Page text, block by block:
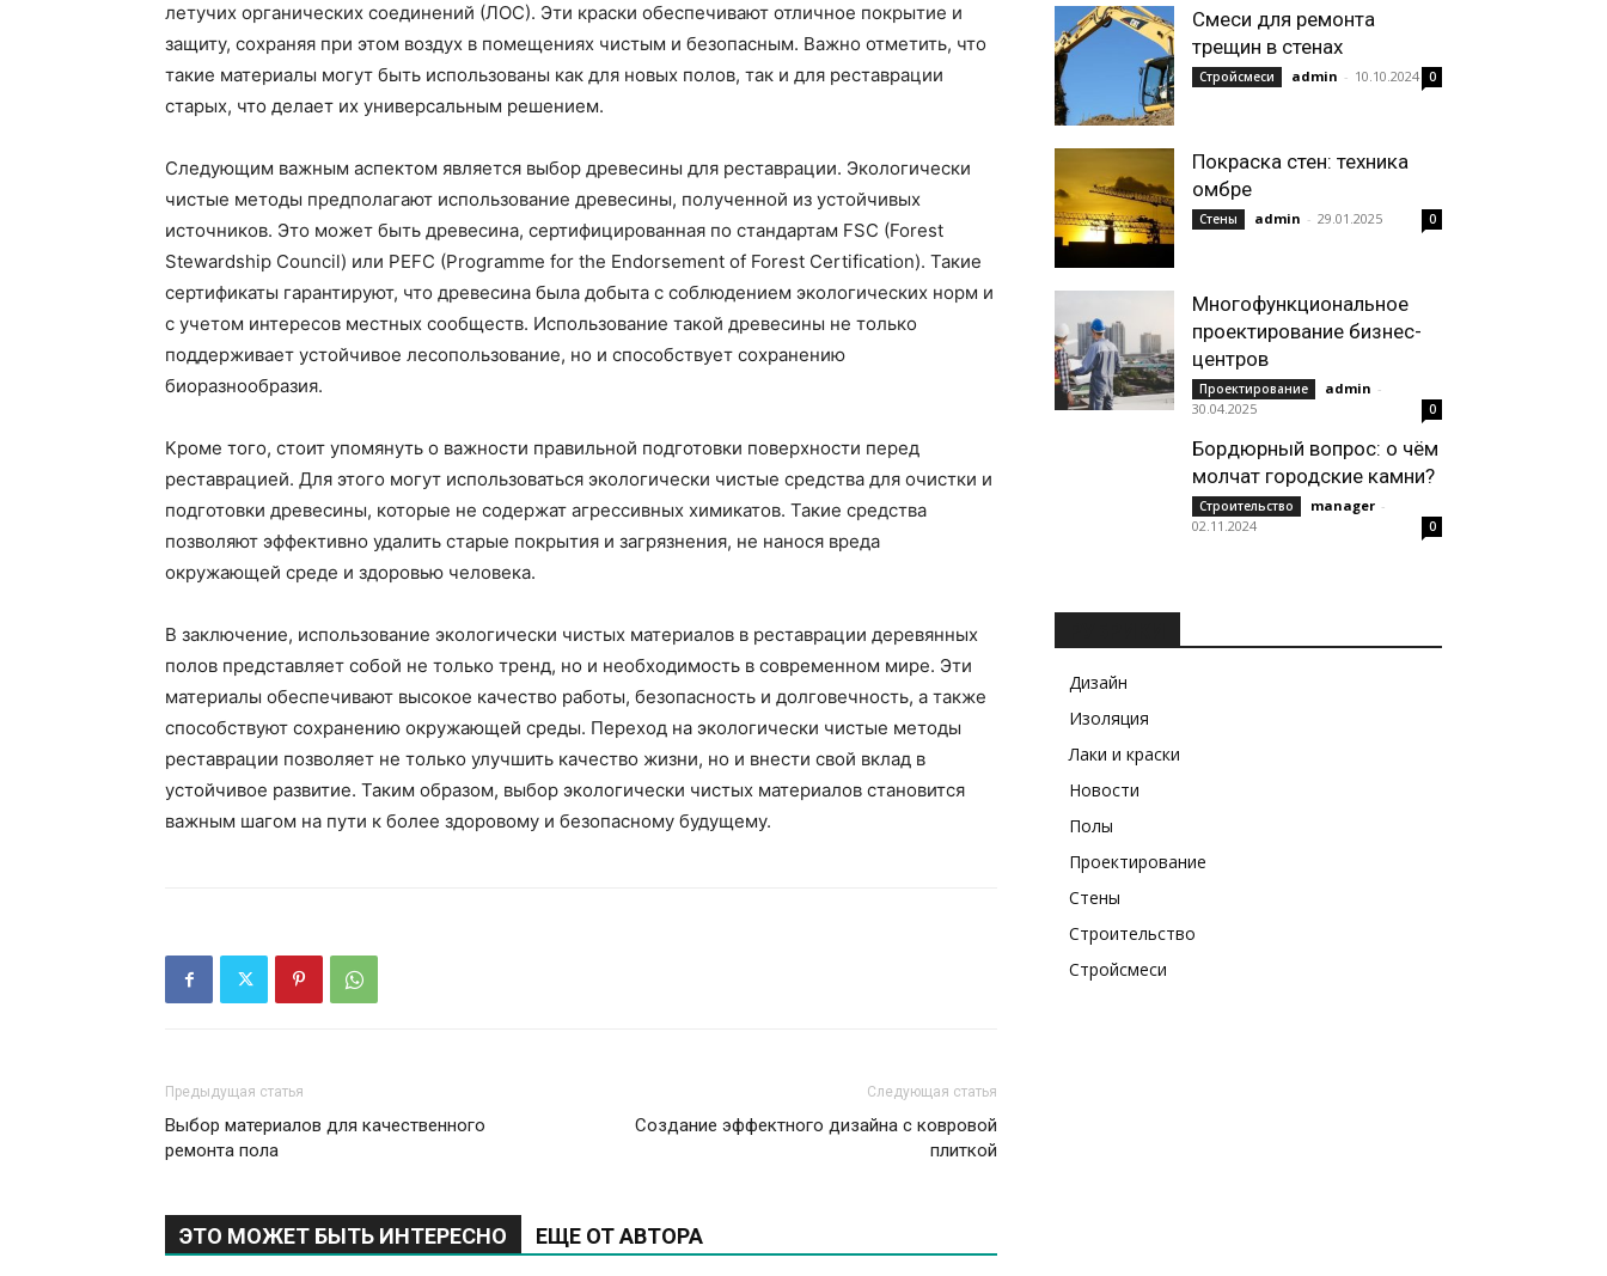
летучих органических соединений (ЛОС). Эти краски обеспечивают отличное покрытие и
защиту, сохраняя при этом воздух в помещениях чистым и безопасным. Важно отметить, что
такие материалы могут быть использованы как для новых полов, так и для реставрации
старых, что делает их универсальным решением.
Следующим важным аспектом является выбор древесины для реставрации. Экологически
чистые методы предполагают использование древесины, полученной из устойчивых
источников. Это может быть древесина, сертифицированная по стандартам FSC (Forest
Stewardship Council) или PEFC (Programme for the Endorsement of Forest Certification). Такие
сертификаты гарантируют, что древесина была добыта с соблюдением экологических норм и
с учетом интересов местных сообществ. Использование такой древесины не только
поддерживает устойчивое лесопользование, но и способствует сохранению
биоразнообразия.
Кроме того, стоит упомянуть о важности правильной подготовки поверхности перед
реставрацией. Для этого могут использоваться экологически чистые средства для очистки и
подготовки древесины, которые не содержат агрессивных химикатов. Такие средства
позволяют эффективно удалить старые покрытия и загрязнения, не нанося вреда
окружающей среде и здоровью человека.
В заключение, использование экологически чистых материалов в реставрации деревянных
полов представляет собой не только тренд, но и необходимость в современном мире. Эти
материалы обеспечивают высокое качество работы, безопасность и долговечность, а также
способствуют сохранению окружающей среды. Переход на экологически чистые методы
реставрации позволяет не только улучшить качество жизни, но и внести свой вклад в
устойчивое развитие. Таким образом, выбор экологически чистых материалов становится
важным шагом на пути к более здоровому и безопасному будущему.
Предыдущая статья
Выбор материалов для качественного
ремонта пола
Следующая статья
Создание эффектного дизайна с ковровой
плиткой
ЭТО МОЖЕТ БЫТЬ ИНТЕРЕСНО ЕЩЕ ОТ АВТОРА
Смеси для ремонта
трещин в стенах
Стройсмеси admin - 10.10.2024 0
Покраска стен: техника
омбре
Стены admin - 29.01.2025 0
Многофункциональное
проектирование бизнес-
центров
Проектирование admin -
30.04.2025
0
Бордюрный вопрос: о чём
молчат городские камни?
Строительство manager -
02.11.2024
0
Дизайн
Изоляция
Лаки и краски
Новости
Полы
Проектирование
Стены
Строительство
Стройсмеси